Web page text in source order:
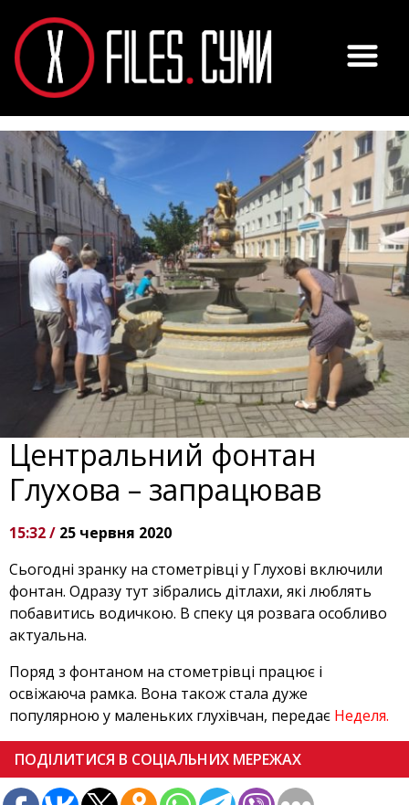
Центральний фонтан
Глухова – запрацював
15:32 / 25 червня 2020
Сьогодні зранку на стометрівці у Глухові включили
фонтан. Одразу тут зібрались дітлахи, які люблять
побавитись водичкою. В спеку ця розвага особливо
актуальна.
Поряд з фонтаном на стометрівці працює і
освіжаюча рамка. Вона також стала дуже
популярною у маленьких глухівчан, передає Неделя.
ПОДІЛИТИСЯ В СОЦІАЛЬНИХ МЕРЕЖАХ